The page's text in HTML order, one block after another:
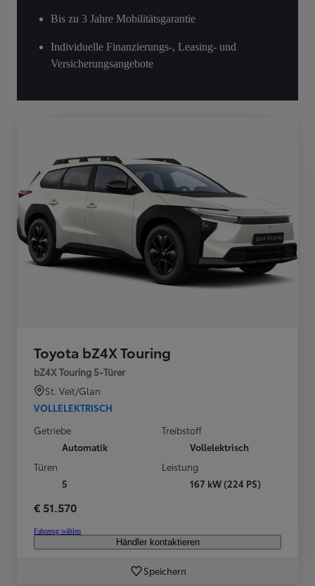
Bis zu 3 Jahre Mobilitätsgarantie
Individuelle Finanzierungs-, Leasing- und
Versicherungsangebote
Toyota bZ4X Touring
bZ4X Touring 5-Türer
St. Veit/Glan
VOLLELEKTRISCH
Getriebe
Automatik
Treibstoff
Vollelektrisch
Türen
5
Leistung
167 kW (224 PS)
€ 51.570
Fahrzeug wählen
Händler kontaktieren
Speichern